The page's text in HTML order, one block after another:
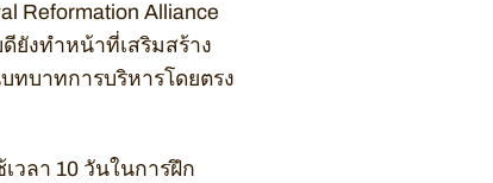
Reformation Alliance
ยังทำหน้าที่เสริมสร้าง
บาทการบริหารโดยตรง
ลา 10 วันในการฝึก